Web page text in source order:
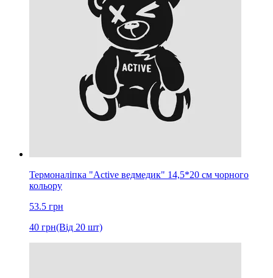
Термоналіпка "Active ведмедик" 14,5*20 см чорного
кольору
53.5 грн
40 грн(Від 20 шт)